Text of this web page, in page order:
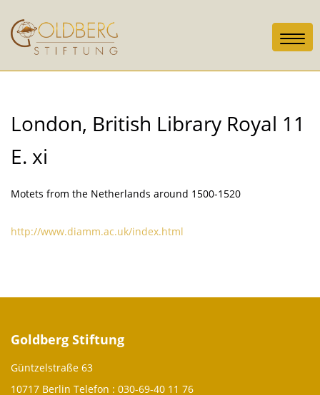
London, British Library Royal 11
E. xi
Motets from the Netherlands around 1500-1520
http://www.diamm.ac.uk/index.html
Goldberg Stiftung
Güntzelstraße 63
10717 Berlin Telefon : 030-69-40 11 76